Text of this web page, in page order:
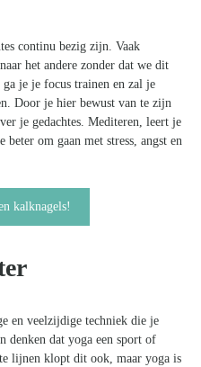
continu bezig zijn. Vaak
het andere zonder dat we dit
je je focus trainen en zal je
Door je hier bewust van te zijn
je gedachtes. Mediteren, leert je
om gaan met stress, angst en
kalknagels!
en veelzijdige techniek die je
denken dat yoga een sport of
lijnen klopt dit ook, maar yoga is